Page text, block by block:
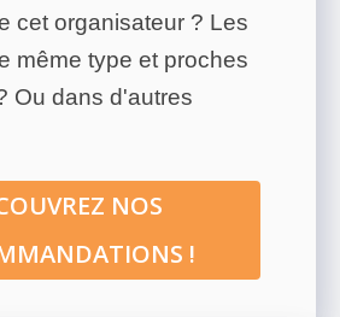
cet organisateur ? Les
même type et proches
Ou dans d'autres
NOS
!